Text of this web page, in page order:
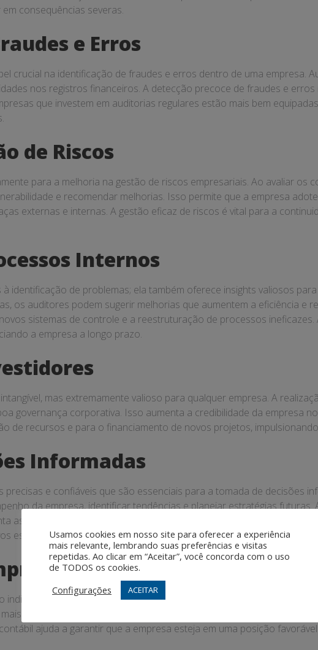
consequências severas.
e Erros
crucial na identificação de fraudes e erros dentro de uma empresa.
nos registros financeiros. A detecção precoce de fraudes e
que investem em auditorias regulares estão mais bem
de Riscos
para a melhoria na gestão de riscos empresariais. Ao avaliar
e recomendar melhorias. Isso permite que a empresa
externas e internas. A gestão eficaz de riscos é vital para a
Internos
identificação de problemas; ela também oferece insights valiosos
os auditores podem sugerir melhorias que aumentem a eficiência e
sistemas de controle e a reestruturação de processos
a empresa a longo prazo.
mas extremamente valioso para qualquer empresa. A
governança corporativa. Isso aumenta a credibilidade da empresa
de recursos e para o financiamento de novos projetos,
Informadas
e confiáveis que são essenciais para a tomada de decisões
da empresa, identificar tendências e planejar estratégias
as chances de sucesso. Empresas que utilizam auditorias contábeis
estratégicos.
indireto, mas significativo da auditoria contábil. Empresas que
valorizadas no mercado. Isso é particularmente importante em
ajuda a garantir que a empresa esteja em uma posição
Usamos cookies em nosso site para oferecer a experiência
mais relevante, lembrando suas preferências e visitas
repetidas. Ao clicar em “Aceitar”, você concorda com o uso
de TODOS os cookies.
Configurações
ACEITAR